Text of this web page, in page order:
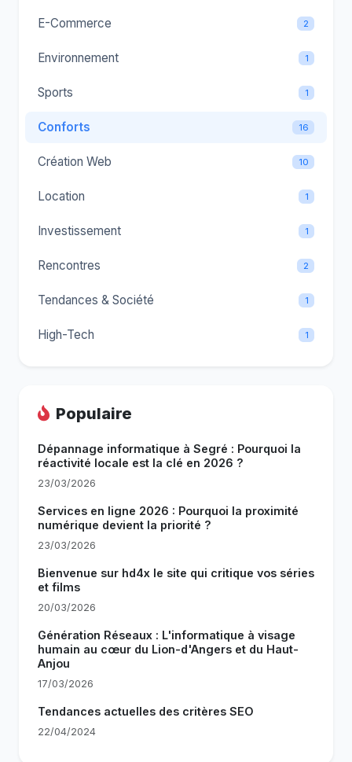
E-Commerce 2
Environnement 1
Sports 1
Conforts 16
Création Web 10
Location 1
Investissement 1
Rencontres 2
Tendances & Société 1
High-Tech 1
Populaire
Dépannage informatique à Segré : Pourquoi la
réactivité locale est la clé en 2026 ?
23/03/2026
Services en ligne 2026 : Pourquoi la proximité
numérique devient la priorité ?
23/03/2026
Bienvenue sur hd4x le site qui critique vos séries
et films
20/03/2026
Génération Réseaux : L'informatique à visage
humain au cœur du Lion-d'Angers et du Haut-
Anjou
17/03/2026
Tendances actuelles des critères SEO
22/04/2024